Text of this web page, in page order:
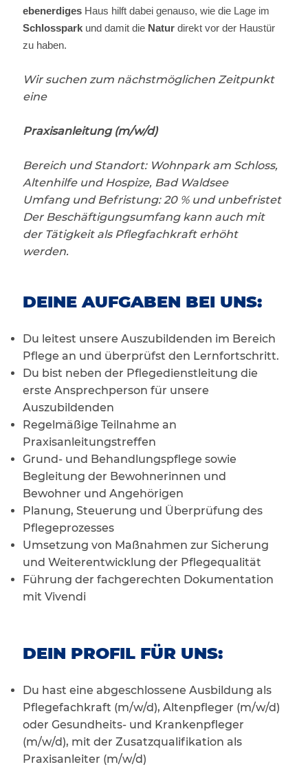
ebenerdiges Haus hilft dabei genauso, wie die Lage im
Schlosspark und damit die Natur direkt vor der Haustür
zu haben.
Wir suchen zum nächstmöglichen Zeitpunkt
eine
Praxisanleitung (m/w/d)
Bereich und Standort: Wohnpark am Schloss,
Altenhilfe und Hospize, Bad Waldsee
Umfang und Befristung: 20 % und unbefristet
Der Beschäftigungsumfang kann auch mit
der Tätigkeit als Pflegfachkraft erhöht
werden.
DEINE AUFGABEN BEI UNS:
Du leitest unsere Auszubildenden im Bereich
Pflege an und überprüfst den Lernfortschritt.
Du bist neben der Pflegedienstleitung die
erste Ansprechperson für unsere
Auszubildenden
Regelmäßige Teilnahme an
Praxisanleitungstreffen
Grund- und Behandlungspflege sowie
Begleitung der Bewohnerinnen und
Bewohner und Angehörigen
Planung, Steuerung und Überprüfung des
Pflegeprozesses
Umsetzung von Maßnahmen zur Sicherung
und Weiterentwicklung der Pflegequalität
Führung der fachgerechten Dokumentation
mit Vivendi
DEIN PROFIL FÜR UNS:
Du hast eine abgeschlossene Ausbildung als
Pflegefachkraft (m/w/d), Altenpfleger (m/w/d)
oder Gesundheits- und Krankenpfleger
(m/w/d), mit der Zusatzqualifikation als
Praxisanleiter (m/w/d)